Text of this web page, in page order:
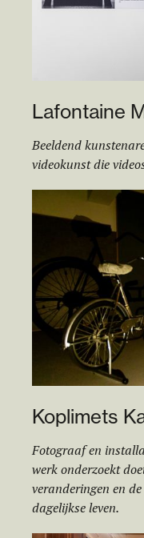
Lafontaine
Beeldend
videokunst die
Koplimets
Fotograaf en
werk onderzoekt
veranderingen en
dagelijkse leven.